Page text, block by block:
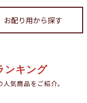
お配り用から探す
ンキング
気商品をご紹介。